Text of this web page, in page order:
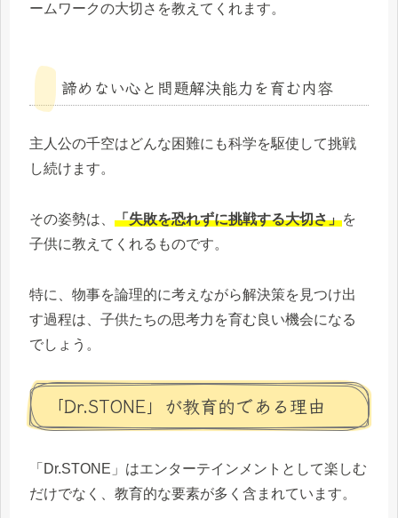
ームワークの大切さを教えてくれます。
諦めない心と問題解決能力を育む内容
主人公の千空はどんな困難にも科学を駆使して挑戦
し続けます。
その姿勢は、 「失敗を恐れずに挑戦する大切さ」を
子供に教えてくれるものです。
特に、物事を論理的に考えながら解決策を見つけ出
す過程は、子供たちの思考力を育む良い機会になる
でしょう。
「Dr.STONE」が教育的である理由
「Dr.STONE」はエンターテインメントとして楽しむ
だけでなく、教育的な要素が多く含まれています。